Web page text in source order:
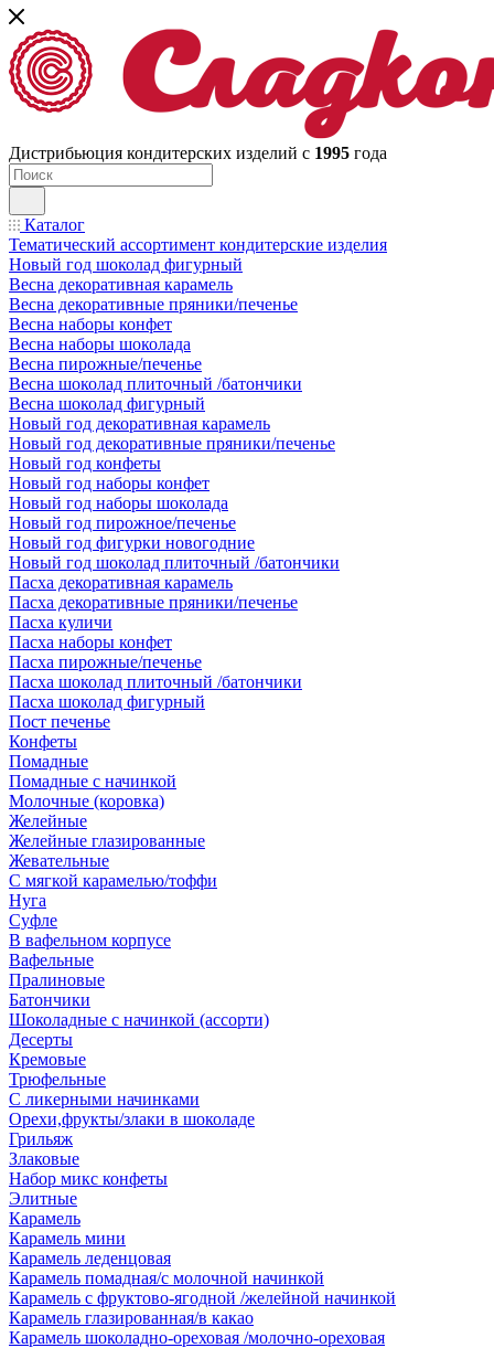
Дистрибьюция кондитерских изделий с 1995 года
Каталог
Тематический ассортимент кондитерские изделия
Новый год шоколад фигурный
Весна декоративная карамель
Весна декоративные пряники/печенье
Весна наборы конфет
Весна наборы шоколада
Весна пирожные/печенье
Весна шоколад плиточный /батончики
Весна шоколад фигурный
Новый год декоративная карамель
Новый год декоративные пряники/печенье
Новый год конфеты
Новый год наборы конфет
Новый год наборы шоколада
Новый год пирожное/печенье
Новый год фигурки новогодние
Новый год шоколад плиточный /батончики
Пасха декоративная карамель
Пасха декоративные пряники/печенье
Пасха куличи
Пасха наборы конфет
Пасха пирожные/печенье
Пасха шоколад плиточный /батончики
Пасха шоколад фигурный
Пост печенье
Конфеты
Помадные
Помадные с начинкой
Молочные (коровка)
Желейные
Желейные глазированные
Жевательные
С мягкой карамелью/тоффи
Нуга
Суфле
В вафельном корпусе
Вафельные
Пралиновые
Батончики
Шоколадные с начинкой (ассорти)
Десерты
Кремовые
Трюфельные
С ликерными начинками
Орехи,фрукты/злаки в шоколаде
Грильяж
Злаковые
Набор микс конфеты
Элитные
Карамель
Карамель мини
Карамель леденцовая
Карамель помадная/с молочной начинкой
Карамель с фруктово-ягодной /желейной начинкой
Карамель глазированная/в какао
Карамель шоколадно-ореховая /молочно-ореховая